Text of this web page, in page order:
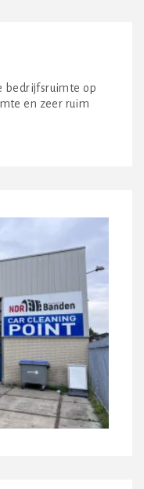
bedrijfsruimte op
en zeer ruim